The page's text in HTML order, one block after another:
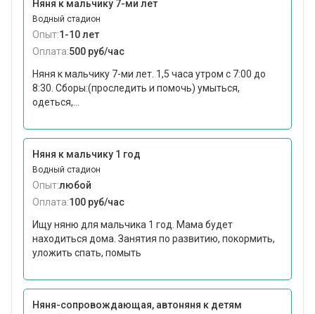
Няня к мальчику 7-ми лет
Водный стадион
Опыт:1-10 лет
Оплата:500 руб/час
Няня к мальчику 7-ми лет. 1,5 часа утром с 7:00 до
8:30. Сборы:(проследить и помочь) умыться,
одеться,...
Няня к мальчику 1 год
Водный стадион
Опыт:любой
Оплата:100 руб/час
Ищу няню для мальчика 1 год. Мама будет
находиться дома. Занятия по развитию, покормить,
уложить спать, помыть
Няня-сопровождающая, автоняня к детям